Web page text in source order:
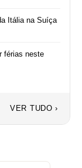
Itália na Suíça
férias neste
VER TUDO ›